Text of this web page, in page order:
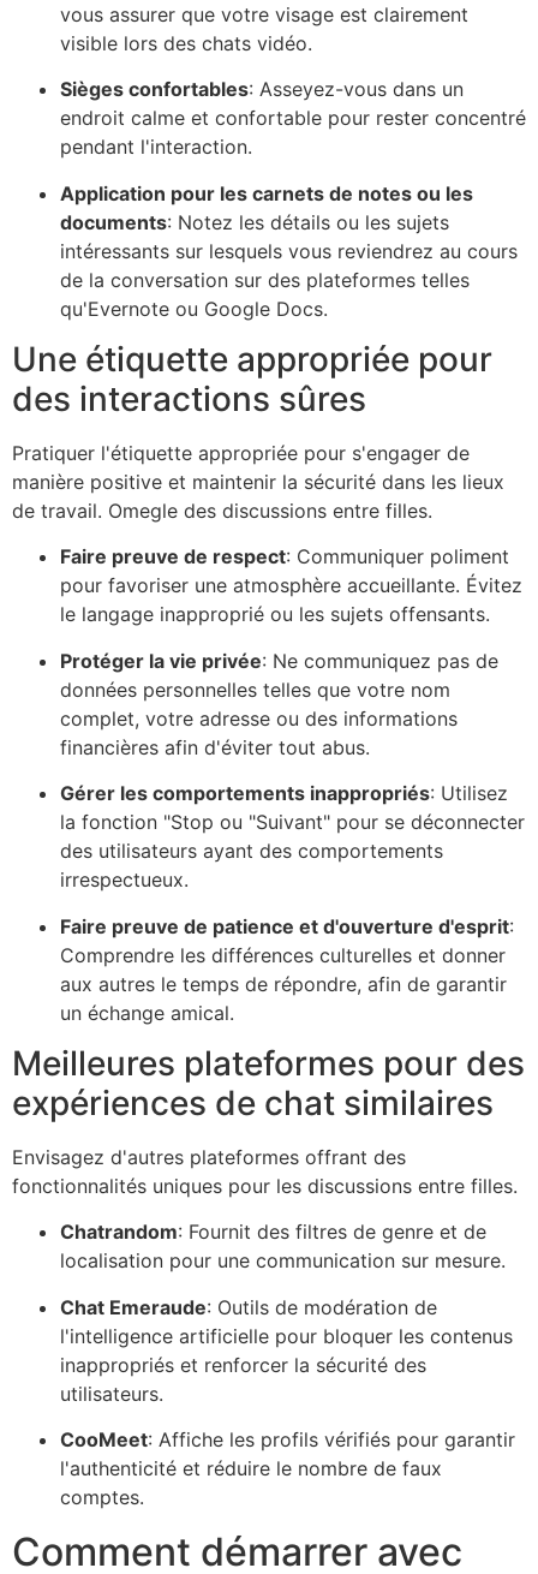
vous assurer que votre visage est clairement
visible lors des chats vidéo.
Sièges confortables: Asseyez-vous dans un
endroit calme et confortable pour rester concentré
pendant l'interaction.
Application pour les carnets de notes ou les
documents: Notez les détails ou les sujets
intéressants sur lesquels vous reviendrez au cours
de la conversation sur des plateformes telles
qu'Evernote ou Google Docs.
Une étiquette appropriée pour
des interactions sûres
Pratiquer l'étiquette appropriée pour s'engager de
manière positive et maintenir la sécurité dans les lieux
de travail. Omegle des discussions entre filles.
Faire preuve de respect: Communiquer poliment
pour favoriser une atmosphère accueillante. Évitez
le langage inapproprié ou les sujets offensants.
Protéger la vie privée: Ne communiquez pas de
données personnelles telles que votre nom
complet, votre adresse ou des informations
financières afin d'éviter tout abus.
Gérer les comportements inappropriés: Utilisez
la fonction "Stop ou "Suivant" pour se déconnecter
des utilisateurs ayant des comportements
irrespectueux.
Faire preuve de patience et d'ouverture d'esprit:
Comprendre les différences culturelles et donner
aux autres le temps de répondre, afin de garantir
un échange amical.
Meilleures plateformes pour des
expériences de chat similaires
Envisagez d'autres plateformes offrant des
fonctionnalités uniques pour les discussions entre filles.
Chatrandom: Fournit des filtres de genre et de
localisation pour une communication sur mesure.
Chat Emeraude: Outils de modération de
l'intelligence artificielle pour bloquer les contenus
inappropriés et renforcer la sécurité des
utilisateurs.
CooMeet: Affiche les profils vérifiés pour garantir
l'authenticité et réduire le nombre de faux
comptes.
Comment démarrer avec